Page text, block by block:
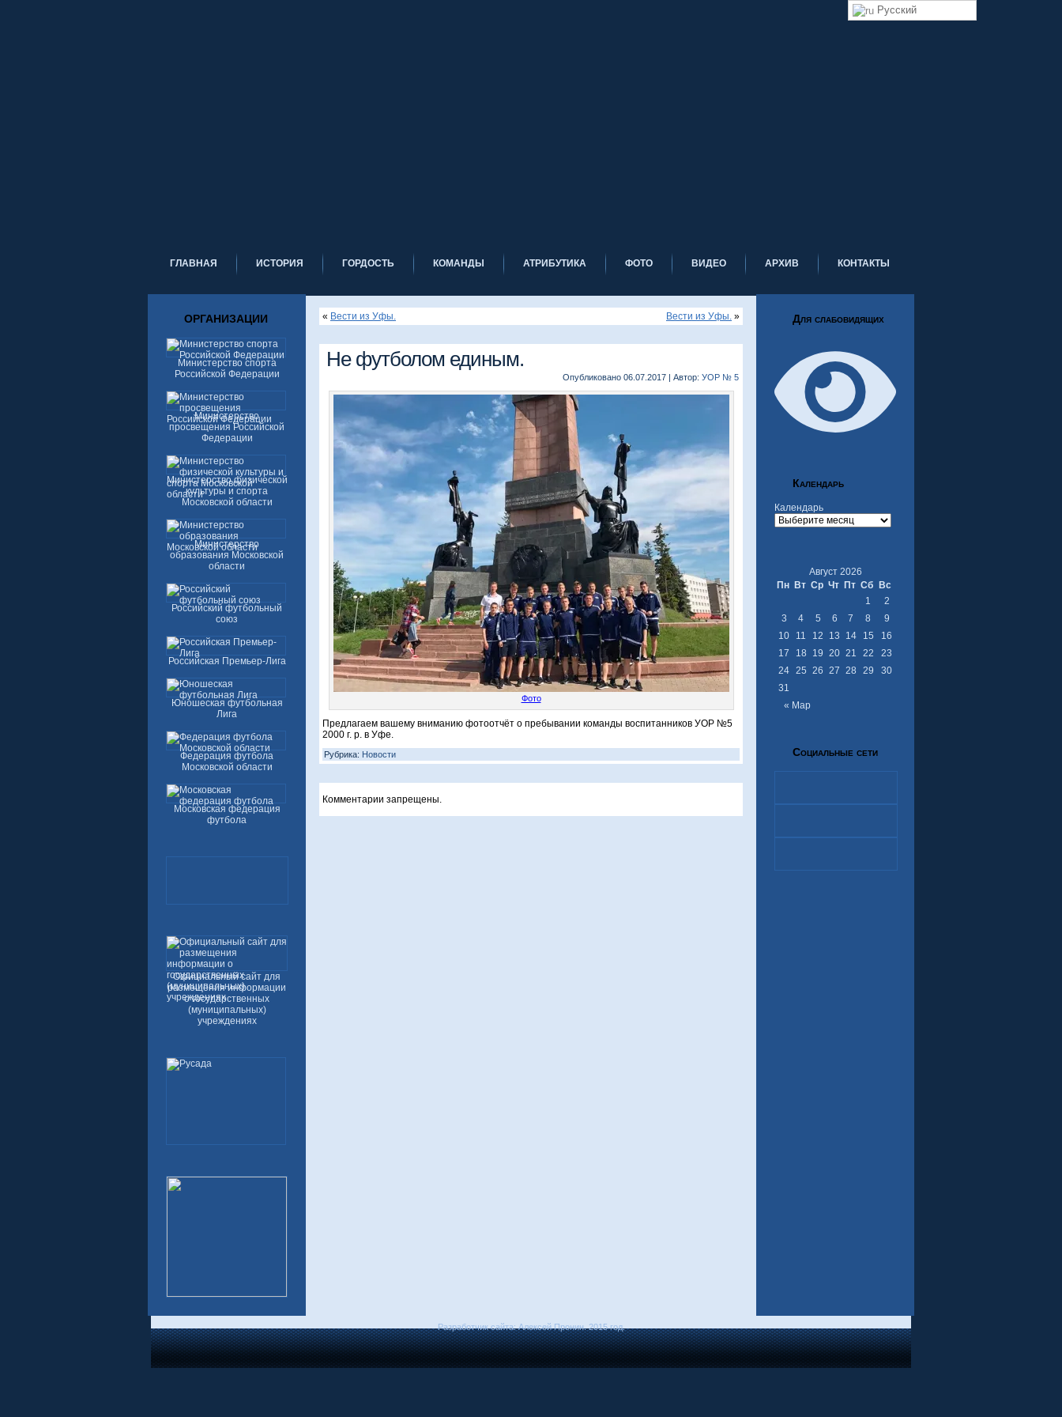
ГЛАВНАЯ ИСТОРИЯ ГОРДОСТЬ КОМАНДЫ АТРИБУТИКА ФОТО ВИДЕО АРХИВ КОНТАКТЫ
ОРГАНИЗАЦИИ
Министерство спорта
Российской Федерации
Министерство
просвещения Российской
Федерации
Министерство физической
культуры и спорта
Московской области
Министерство
образования Московской
области
Российский футбольный
союз
Российская Премьер-Лига
Юношеская футбольная
Лига
Федерация футбола
Московской области
Московская федерация
футбола
Официальный сайт для
размещения информации
о государственных
(муниципальных)
учреждениях
« Вести из Уфы. Вести из Уфы. »
Не футболом единым.
Опубликовано 06.07.2017 | Автор: УОР № 5
Фото
Предлагаем вашему вниманию фотоотчёт о пребывании команды воспитанников УОР №5
2000 г. р. в Уфе.
Рубрика: Новости
Комментарии запрещены.
Для слабовидящих
Календарь
Календарь
Август 2026
Пн Вт Ср Чт Пт Сб Вс
« Мар
1
2
3
4 5 6 7 8
9
10
11 12 13 14 15
16
17
18 19 20 21 22
23
24 25 26 27 28 29
30
31
Социальные сети
Разработчик сайта: Алексей Пронин. 2015 год.
Русский